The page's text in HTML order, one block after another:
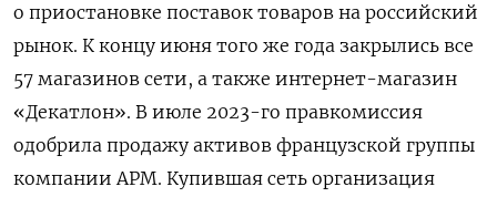
о приостановке поставок товаров на российский
рынок. К концу июня того же года закрылись все
57 магазинов сети, а также интернет-магазин
«Декатлон». В июле 2023-го правкомиссия
одобрила продажу активов французской группы
компании АРМ. Купившая сеть организация